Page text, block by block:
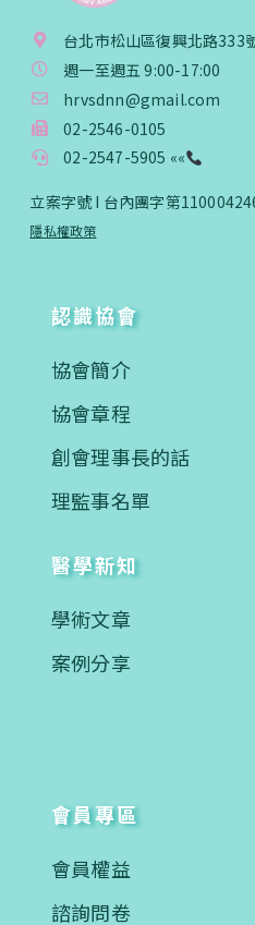
台北市松山區復興北路333
週一至週五 9:00-17:00
hrvsdnn@gmail.com
02-2546-0105
02-2547-5905 ««
立案字號 I 台內團字第
隱私權政策
認識協會
協會簡介
協會章程
創會理事長的話
理監事名單
醫學新知
學術文章
案例分享
會員專區
會員權益
諮詢問卷